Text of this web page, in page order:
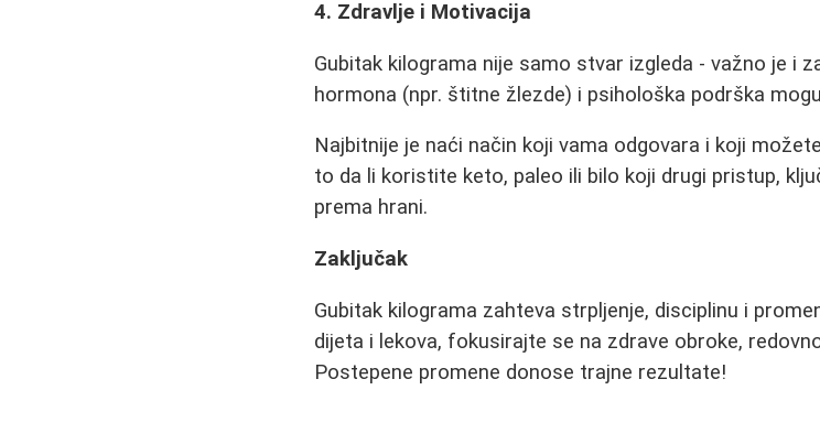
4. Zdravlje i Motivacija
Gubitak kilograma nije samo stvar izgleda - važno je i
hormona (npr. štitne žlezde) i psihološka podrška
Najbitnije je naći način koji vama odgovara i koji
to da li koristite keto, paleo ili bilo koji drugi pristup,
prema hrani.
Zaključak
Gubitak kilograma zahteva strpljenje, disciplinu i
dijeta i lekova, fokusirajte se na zdrave obroke,
Postepene promene donose trajne rezultate!